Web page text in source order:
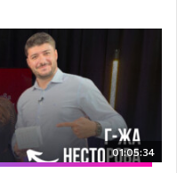
01:05:34